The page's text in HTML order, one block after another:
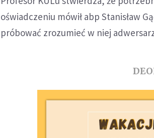
oświadczeniu mówił abp Stanisław
próbować zrozumieć w niej